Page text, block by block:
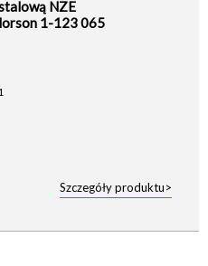
NZE
1-123 065
Szczegóły produktu>